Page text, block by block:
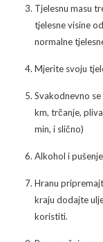
Tjelesnu masu
tjelesne visine
normalne
Mjerite svoju
Svakodnevno
km, trčanje,
min, i slično)
Alkohol i
Hranu
kraju dodajte
koristiti.